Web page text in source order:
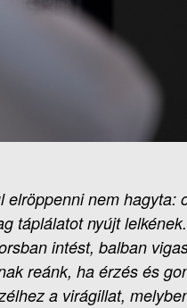
nem hagyta:
táplálatot nyújt
intést, balban
reánk, ha érzés és
a virágillat,